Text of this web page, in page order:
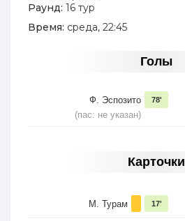
Раунд: 16 тур
Время: среда, 22:45
Голы
Ф. Эспозито
(пас: не указан)
78'
Карточки
М. Турам 17'